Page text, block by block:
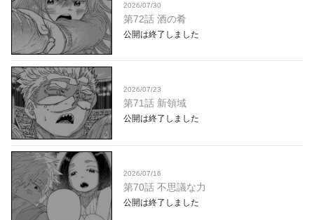
2026/07/30
第72話 酒の肴
公開は終了しました
2026/07/23
第71話 新領域
公開は終了しました
2026/07/16
第70話 不思議な力
公開は終了しました